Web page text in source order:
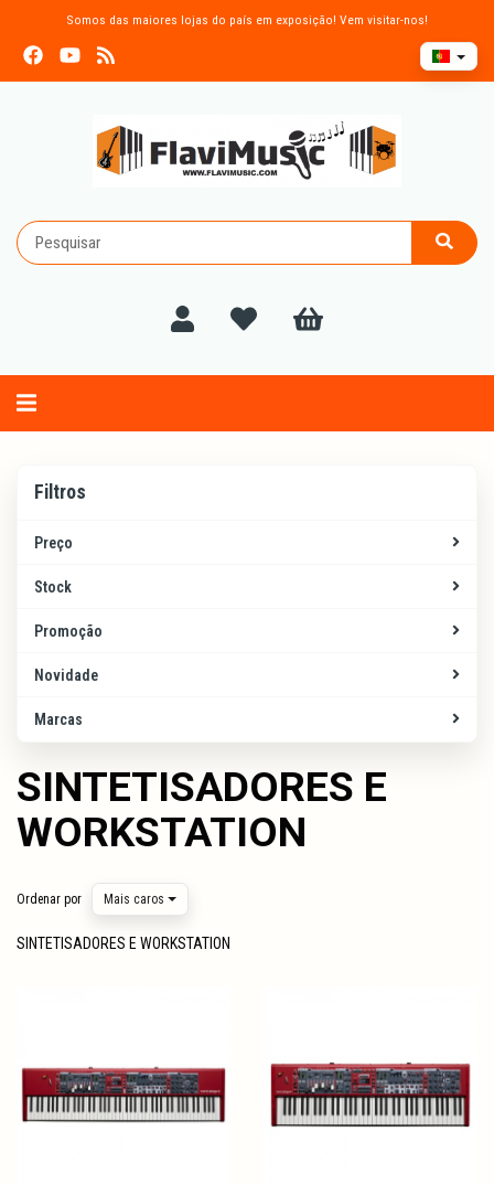
Somos das maiores lojas do país em exposição! Vem visitar-nos!
Alternar
Filtros
Preço
Stock
Promoção
Novidade
Marcas
SINTETISADORES E
WORKSTATION
Ordenar por Mais caros
SINTETISADORES E WORKSTATION